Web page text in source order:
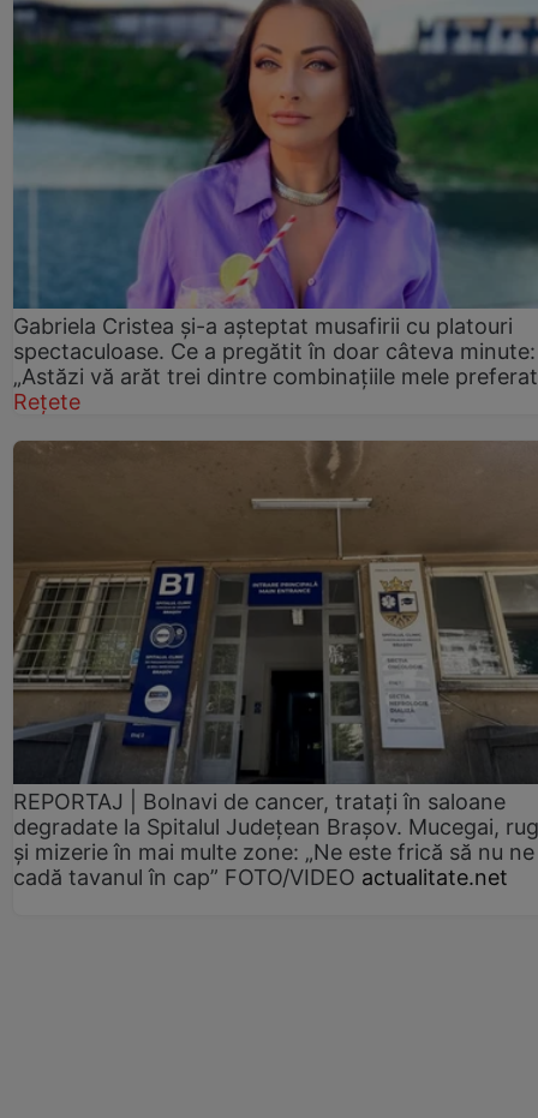
Gabriela Cristea și-a așteptat musafirii cu platouri
spectaculoase. Ce a pregătit în doar câteva minute:
„Astăzi vă arăt trei dintre combinațiile mele
Rețete
REPORTAJ | Bolnavi de cancer, tratați în saloane
degradate la Spitalul Județean Brașov. Mucegai,
și mizerie în mai multe zone: „Ne este frică să nu ne
cadă tavanul în cap” FOTO/VIDEO actualitate.net